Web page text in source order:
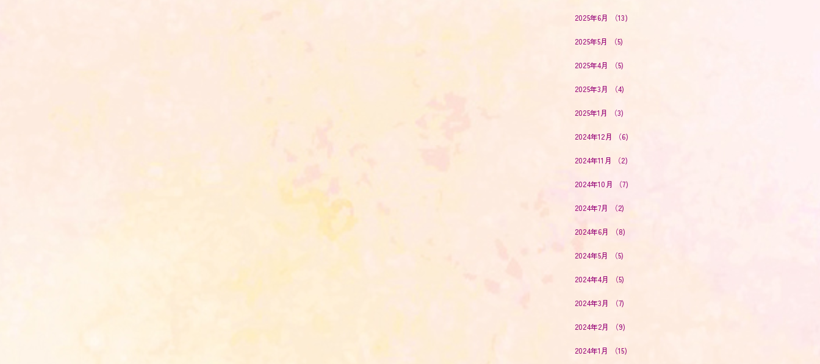
2025年6月 （13)
2025年5月 （5)
2025年4月 （5)
2025年3月 （4)
2025年1月 （3)
2024年12月 （6)
2024年11月 （2)
2024年10月 （7)
2024年7月 （2)
2024年6月 （8)
2024年5月 （5)
2024年4月 （5)
2024年3月 （7)
2024年2月 （9)
2024年1月 （15)